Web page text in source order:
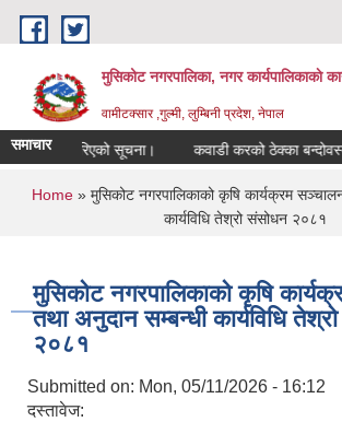
Skip to main content
मुसिकोट नगरपालिका, नगर कार्यपालिकाकाे
वामीटक्सार ,गुल्मी, लुम्बिनी प्रदेश, नेपाल
समाचारगरिएको सूचना। कवाडी करको ठेक्का बन्दोवस्त
You are here
Home » मुसिकोट नगरपालिकाको कृषि कार्यक्रम
कार्यविधि तेश्रो संसोधन २०८१
मुसिकोट नगरपालिकाको कृषि
तथा अनुदान सम्बन्धी कार्यविधि
२०८१
Submitted on: Mon, 05/11/2026 - 16:12
दस्तावेज: